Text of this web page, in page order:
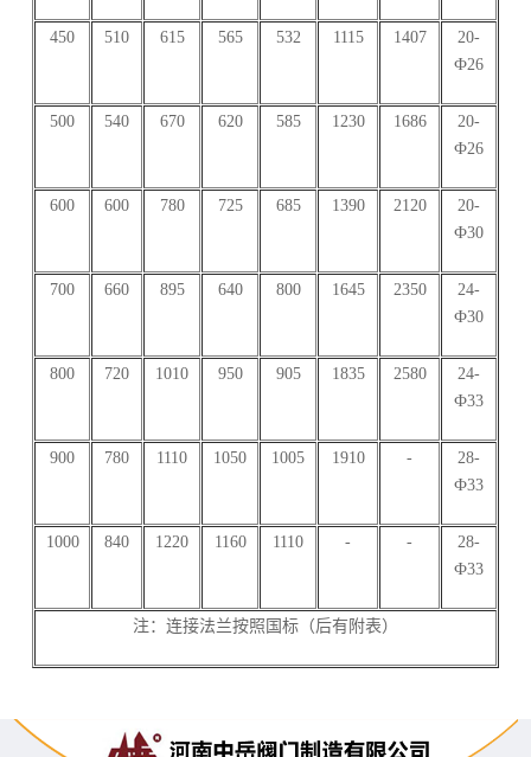
450 510 615 565 532 1115 1407
20-
Ф26
500 540 670 620 585 1230 1686
20-
Ф26
600 600 780 725 685 1390 2120
20-
Ф30
700 660 895 640 800 1645 2350
24-
Ф30
800 720 1010 950 905 1835 2580
24-
Ф33
900 780 1110 1050 1005 1910 -
28-
Ф33
1000 840 1220 1160 1110 - -
28-
Ф33
注：连接法兰按照国标（后有附表）